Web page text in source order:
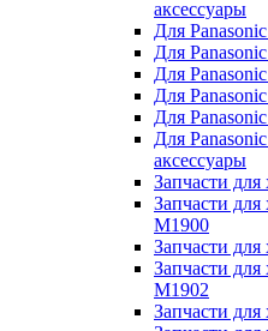
аксессуары
Для
Для
Для
Для
Для
Для
аксессуары
Запчасти
Запчасти
M1900
Запчасти
Запчасти
M1902
Запчасти